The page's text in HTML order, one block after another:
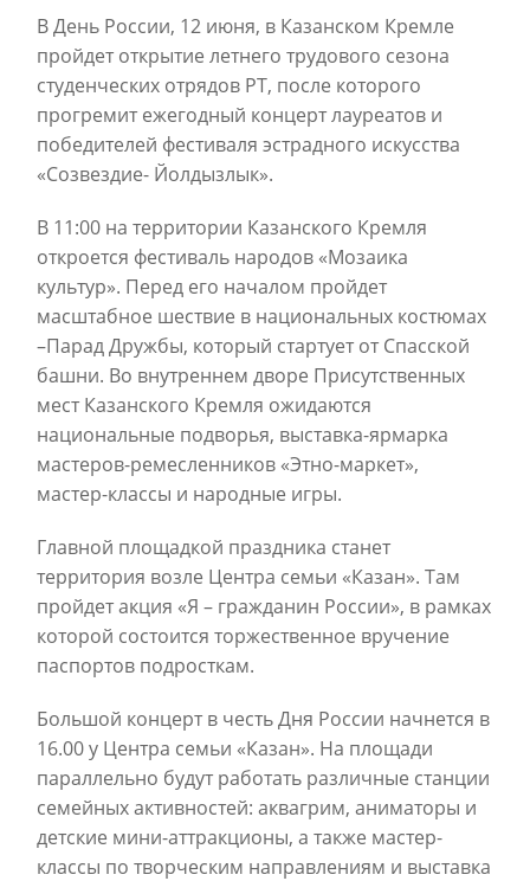
В День России, 12 июня, в Казанском Кремле
пройдет открытие летнего трудового сезона
студенческих отрядов РТ, после которого
прогремит ежегодный концерт лауреатов и
победителей фестиваля эстрадного искусства
«Созвездие- Йолдызлык».
В 11:00 на территории Казанского Кремля
откроется фестиваль народов «Мозаика
культур». Перед его началом пройдет
масштабное шествие в национальных костюмах
–Парад Дружбы, который стартует от Спасской
башни. Во внутреннем дворе Присутственных
мест Казанского Кремля ожидаются
национальные подворья, выставка-ярмарка
мастеров-ремесленников «Этно-маркет»,
мастер-классы и народные игры.
Главной площадкой праздника станет
территория возле Центра семьи «Казан». Там
пройдет акция «Я – гражданин России», в рамках
которой состоится торжественное вручение
паспортов подросткам.
Большой концерт в честь Дня России начнется в
16.00 у Центра семьи «Казан». На площади
параллельно будут работать различные станции
семейных активностей: аквагрим, аниматоры и
детские мини-аттракционы, а также мастер-
классы по творческим направлениям и выставка